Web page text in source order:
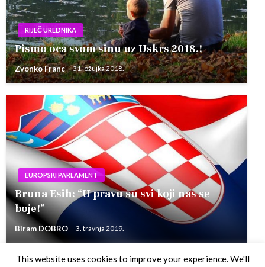
RIJEČ UREDNIKA
Pismo oca svom sinu uz Uskrs 2018.!
Zvonko Franc 31. ožujka 2018.
EUROPSKI PARLAMENT
Bruna Esih: “U pravu su svi koji nas se
boje!”
Biram DOBRO 3. travnja 2019.
This website uses cookies to improve your experience. We'll